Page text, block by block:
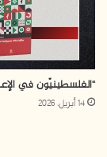
“الفلسطينيّون في
14 أبريل، 2026